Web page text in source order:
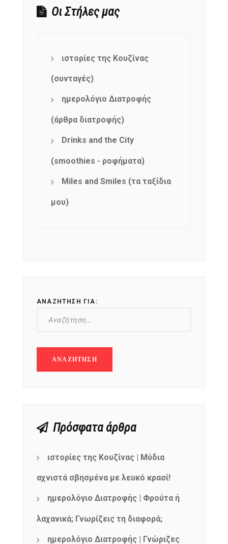
Οι Στήλες μας
ιστορίες της Κουζίνας
(συνταγές)
ημερολόγιο Διατροφής
(άρθρα διατροφής)
Drinks and the City
(smoothies - ροφήματα)
Miles and Smiles (τα ταξίδια
μου)
ΑΝΑΖΉΤΗΣΗ ΓΙΑ:
Πρόσφατα άρθρα
ιστορίες της Κουζίνας | Μύδια
αχνιστά σβησμένα με λευκό κρασί!
ημερολόγιο Διατροφής | Φρούτα ή
λαχανικά; Γνωρίζεις τη διαφορά;
ημερολόγιο Διατροφής | Γνώριζες